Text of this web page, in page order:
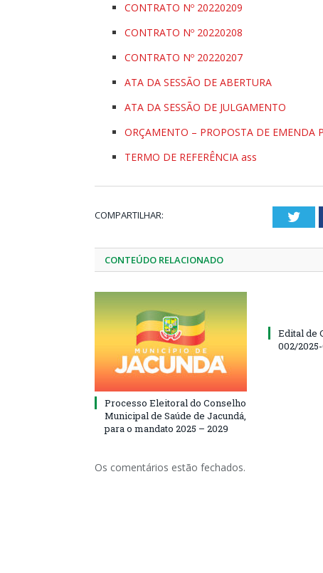
CONTRATO Nº 20220209
CONTRATO Nº 20220208
CONTRATO Nº 20220207
ATA DA SESSÃO DE ABERTURA
ATA DA SESSÃO DE JULGAMENTO
ORÇAMENTO – PROPOSTA DE EMENDA
TERMO DE REFERÊNCIA ass
COMPARTILHAR:
CONTEÚDO RELACIONADO
Processo Eleitoral do Conselho
Municipal de Saúde de Jacundá,
para o mandato 2025 – 2029
Edital de
002/
Os comentários estão fechados.